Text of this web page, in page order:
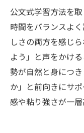
公文式学習方法を
時間をバランスよ
しさの両方を感じ
よう」と声をかけ
勢が自然と身につ
か」と前向きにサ
感や粘り強さが一層